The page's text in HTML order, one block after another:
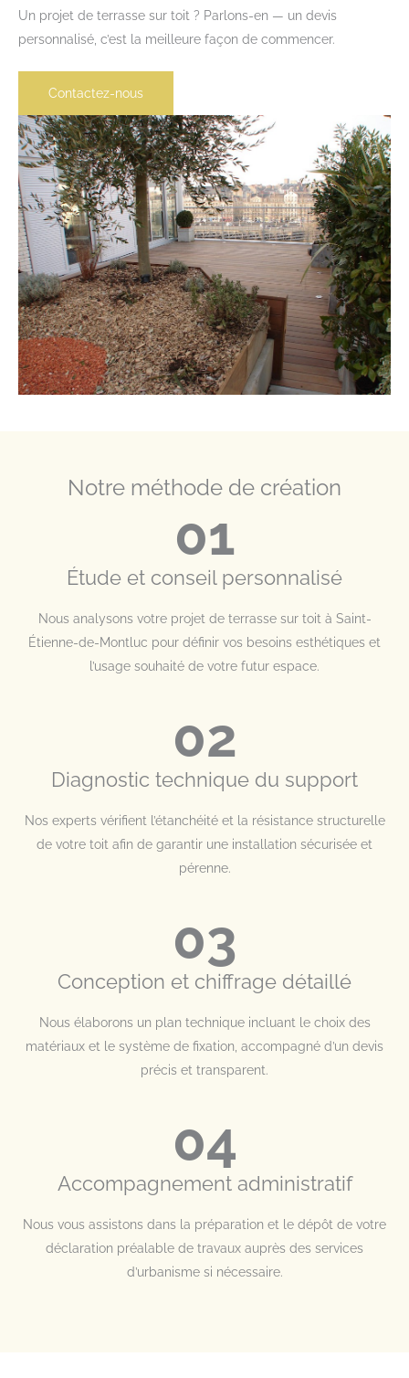
Un projet de terrasse sur toit ? Parlons-en — un devis
personnalisé, c’est la meilleure façon de commencer.
Contactez-nous
Notre méthode de création
01
Étude et conseil personnalisé
Nous analysons votre projet de terrasse sur toit à Saint-
Étienne-de-Montluc pour définir vos besoins esthétiques et
l’usage souhaité de votre futur espace.
02
Diagnostic technique du support
Nos experts vérifient l’étanchéité et la résistance structurelle
de votre toit afin de garantir une installation sécurisée et
pérenne.
03
Conception et chiffrage détaillé
Nous élaborons un plan technique incluant le choix des
matériaux et le système de fixation, accompagné d’un devis
précis et transparent.
04
Accompagnement administratif
Nous vous assistons dans la préparation et le dépôt de votre
déclaration préalable de travaux auprès des services
d’urbanisme si nécessaire.